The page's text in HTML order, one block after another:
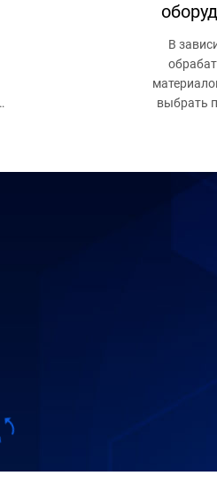
В
выбрать